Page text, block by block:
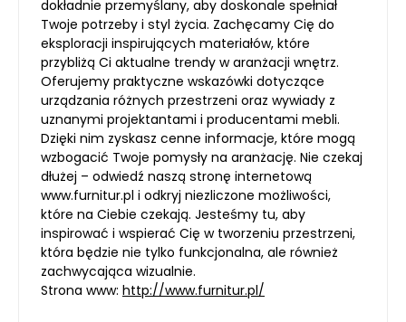
dokładnie przemyślany, aby doskonale spełniał
Twoje potrzeby i styl życia. Zachęcamy Cię do
eksploracji inspirujących materiałów, które
przybliżą Ci aktualne trendy w aranżacji wnętrz.
Oferujemy praktyczne wskazówki dotyczące
urządzania różnych przestrzeni oraz wywiady z
uznanymi projektantami i producentami mebli.
Dzięki nim zyskasz cenne informacje, które mogą
wzbogacić Twoje pomysły na aranżację. Nie czekaj
dłużej – odwiedź naszą stronę internetową
www.furnitur.pl i odkryj niezliczone możliwości,
które na Ciebie czekają. Jesteśmy tu, aby
inspirować i wspierać Cię w tworzeniu przestrzeni,
która będzie nie tylko funkcjonalna, ale również
zachwycająca wizualnie.
Strona www: http://www.furnitur.pl/